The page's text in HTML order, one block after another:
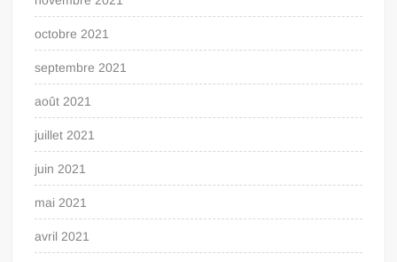
octobre 2021
septembre 2021
août 2021
juillet 2021
juin 2021
mai 2021
avril 2021